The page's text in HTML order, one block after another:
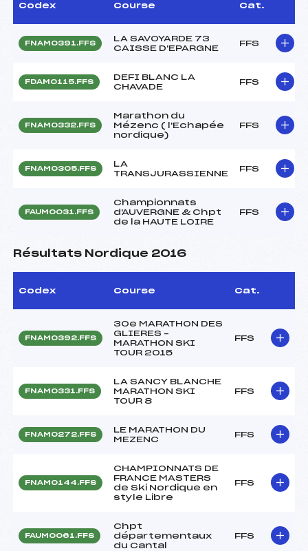
Codex Course Cat.
FNAM0391.FFS
LA SAVOYARDE 73
CAISSE D'EPARGNE
FFS
FDAM0115.FFS
DEFI BLANC LA
CHAVADE
FFS
FNAM0332.FFS
Marathon du
Mézenc ( l'Echapée
nordique)
FFS
FNAM0305.FFS
LA
TRANSJURASSIENNE
FFS
FAUM0031.FFS
Championnats
d'AUVERGNE & Chpt
de la HAUTE LOIRE
FFS
Résultats Nordique 2016
Codex Course Cat.
FNAM0392.FFS
30e MARATHON DES
GLIERES –
MARATHON SKI
TOUR 2015
FFS
FNAM0331.FFS
LA SANCY BLANCHE
MARATHON SKI
TOUR 8
FFS
FNAM0272.FFS
LE MARATHON DU
MEZENC
FFS
FNAM0144.FFS
CHAMPIONNATS DE
FRANCE MASTERS
de Ski Nordique en
style Libre
FFS
FAUM0061.FFS
Chpt
départementaux
du Cantal
FFS